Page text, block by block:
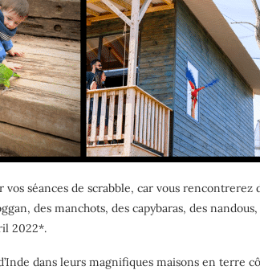
séances de scrabble, car vous
des manchots, des capybaras, des
2022*.
dans leurs magnifiques maisons en terre